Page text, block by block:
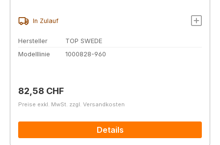
In Zulauf
Hersteller
TOP SWEDE
Modelllinie
1000828-960
Regulärer Preis:
82,58 CHF
Preise exkl. MwSt. zzgl. Versandkosten
Details